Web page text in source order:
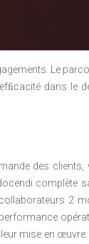
entre
Le
dans le
des clients,
complète
2
mise en